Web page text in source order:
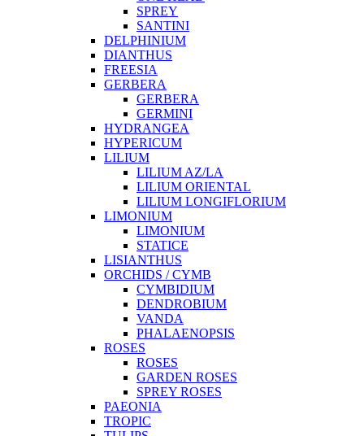
SPREY
SANTINI
DELPHINIUM
DIANTHUS
FREESIA
GERBERA
GERBERA
GERMINI
HYDRANGEA
HYPERICUM
LILIUM
LILIUM AZ/LA
LILIUM ORIENTAL
LILIUM LONGIFLORIUM
LIMONIUM
LIMONIUM
STATICE
LISIANTHUS
ORCHIDS / CYMB
CYMBIDIUM
DENDROBIUM
VANDA
PHALAENOPSIS
ROSES
ROSES
GARDEN ROSES
SPREY ROSES
PAEONIA
TROPIC